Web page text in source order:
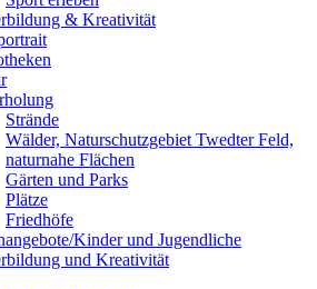
& Kreativität
Strände
Wälder, Naturschutzgebiet Twedter Feld,
naturnahe Flächen
Gärten und Parks
Plätze
Friedhöfe
Kinder und Jugendliche
und Kreativität